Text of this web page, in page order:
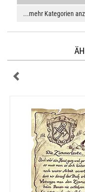
...mehr Kategorien